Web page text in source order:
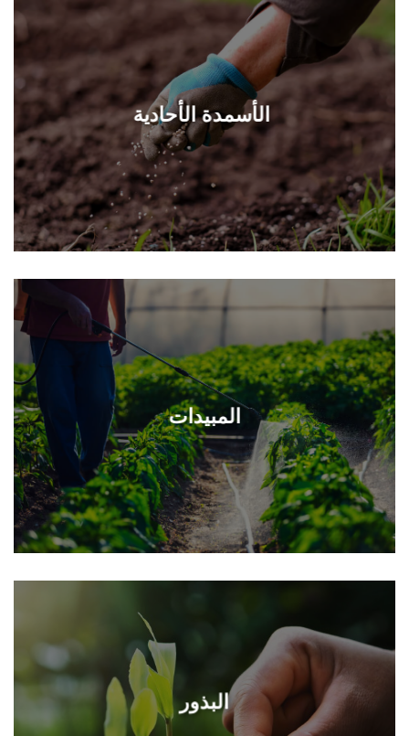
الأسمدة الأحادية
المبيدات
البذور